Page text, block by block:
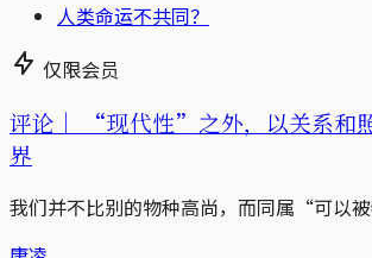
人类命运不共同？
仅限会员
评论｜
“现代性”之外，以关系和
界
我们并不比别的物种高尚，而同属“可以